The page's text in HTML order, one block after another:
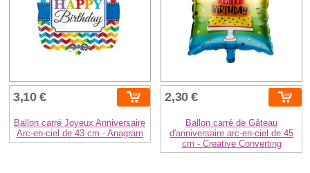
3,10 €
Ballon carré Joyeux Anniversaire
Arc-en-ciel de 43 cm - Anagram
2,30 €
Ballon carré de Gâteau
d'anniversaire arc-en-ciel de 45
cm - Creative Converting